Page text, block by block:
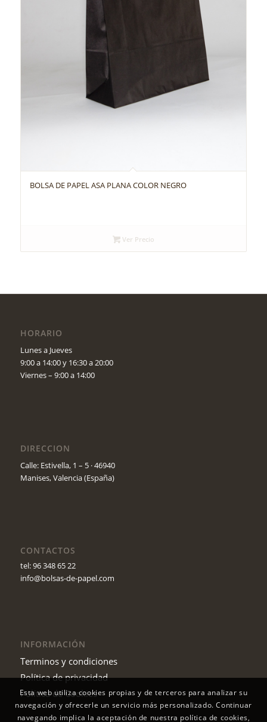
BOLSA DE PAPEL ASA PLANA COLOR NEGRO
Ver Precio
HORARIO
Lunes a Jueves
9:00 a 14:00 y 16:30 a 20:00
Viernes – 9:00 a 14:00
DIRECCION
Calle: Estivella, 1 – 5 · 46940
Manises, Valencia (España)
CONTACTOS
tel: 96 348 65 22
info@bolsas-de-papel.com
INFORMACIÓN
Terminos y condiciones
Política de privacidad
Política de Cookies
Esta web utiliza cookies propias y de terceros para analizar su
navegación y ofrecerle un servicio más personalizado. Continuar
navegando implica la aceptación de nuestra política de cookies,